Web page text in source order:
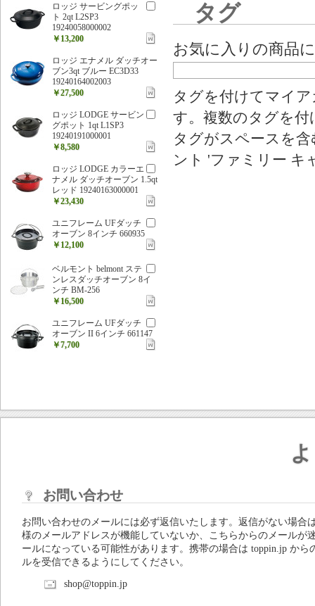
タグ
お気に入りの商品
タグを付けてマイ
す。複数のタグを
タグがスペースを
ント 'ファミリー キ
ロッジ サービングポッ
ト 2qt L2SP3
19240058000002
￥13,200
ロッジ エナメル ダッチオー
ブン3qt ブルー EC3D33
19240164002003
￥27,500
ロッジ LODGE サービン
グポット 1qt L1SP3
19240191000001
￥8,580
ロッジ LODGE カラーエ
ナメル ダッチオーブン 1.5qt
レッド 19240163000001
￥23,430
ユニフレーム UFダッチ
オーブン 8インチ 660935
￥12,100
ベルモント belmont ステ
ンレスダッチオーブン 8イ
ンチ BM-256
￥16,500
ユニフレーム UFダッチ
オーブン II 6インチ 661147
￥7,700
お問い合わせ
お問い合わせのメールには必ず返信いたします。返信がない場合
様のメールアドレスが機能していないか、こちらからのメールが
ールになっている可能性があります。携帯の場合は toppin.jp から
ルを受信できるようにしてください。
shop@toppin.jp